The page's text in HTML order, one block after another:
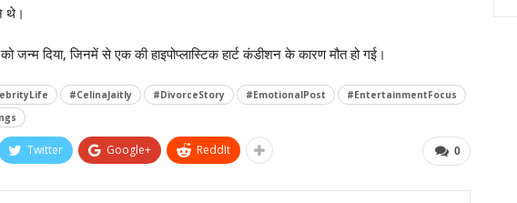
थे।
दिया, जिनमें से एक की हाइपोप्लास्टिक हार्ट कंडीशन के कारण मौत हो गई।
#CelinaJaitly #DivorceStory #EmotionalPost
#EntertainmentFocus
0
Twitter Google+ ReddIt